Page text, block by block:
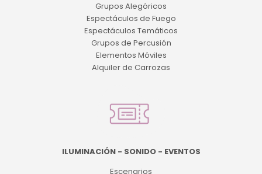
Grupos Alegóricos
Espectáculos de Fuego
Espectáculos Temáticos
Grupos de Percusión
Elementos Móviles
Alquiler de Carrozas
ILUMINACIÓN - SONIDO - EVENTOS
Escenarios